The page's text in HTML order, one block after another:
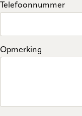
Telefoonnummer
Opmerking